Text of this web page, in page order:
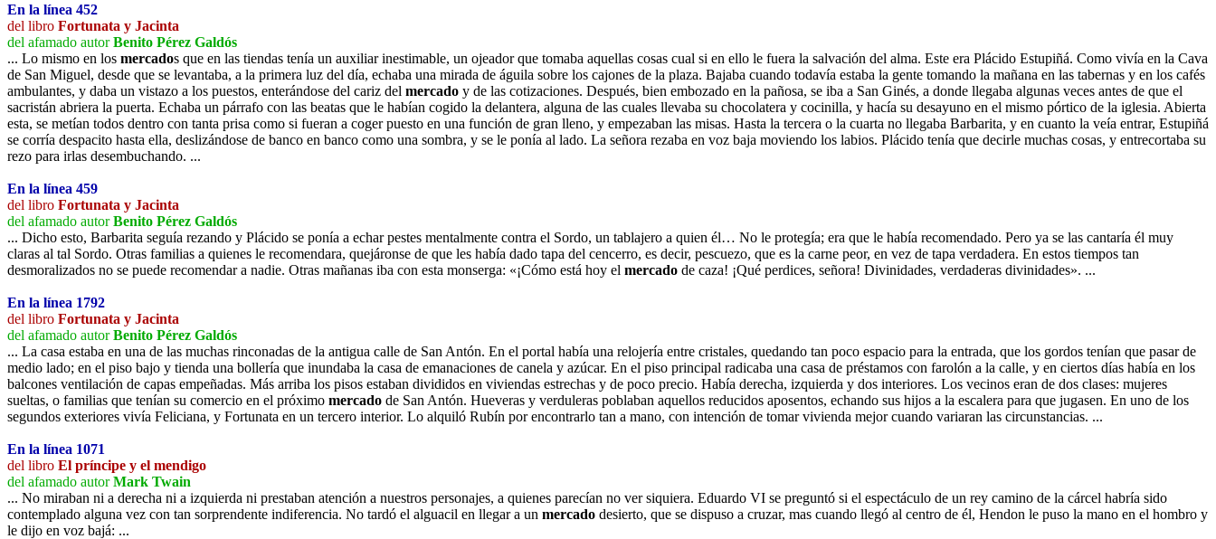
En la línea 452
del libro Fortunata y Jacinta
del afamado autorBenito Pérez Galdós
... Lo mismo en los mercados que en las tiendas tenía un auxiliar inestimable, un ojeador que tomaba aquellas cosas cual si en ello le fuera la salvación del alma. Este era Plácido Estupiñá. Como vivía en la Cava
de San Miguel, desde que se levantaba, a la primera luz del día, echaba una mirada de águila sobre los cajones de la plaza. Bajaba cuando todavía estaba la gente tomando la mañana en las tabernas y en los cafés
ambulantes, y daba un vistazo a los puestos, enterándose del cariz del mercado y de las cotizaciones. Después, bien embozado en la pañosa, se iba a San Ginés, a donde llegaba algunas veces antes de que el
sacristán abriera la puerta. Echaba un párrafo con las beatas que le habían cogido la delantera, alguna de las cuales llevaba su chocolatera y cocinilla, y hacía su desayuno en el mismo pórtico de la iglesia. Abierta
esta, se metían todos dentro con tanta prisa como si fueran a coger puesto en una función de gran lleno, y empezaban las misas. Hasta la tercera o la cuarta no llegaba Barbarita, y en cuanto la veía entrar, Estupiñá
se corría despacito hasta ella, deslizándose de banco en banco como una sombra, y se le ponía al lado. La señora rezaba en voz baja moviendo los labios. Plácido tenía que decirle muchas cosas, y entrecortaba su
rezo para irlas desembuchando. ...
En la línea 459
del libro Fortunata y Jacinta
del afamado autorBenito Pérez Galdós
... Dicho esto, Barbarita seguía rezando y Plácido se ponía a echar pestes mentalmente contra el Sordo, un tablajero a quien él… No le protegía; era que le había recomendado. Pero ya se las cantaría él muy
claras al tal Sordo. Otras familias a quienes le recomendara, quejáronse de que les había dado tapa del cencerro, es decir, pescuezo, que es la carne peor, en vez de tapa verdadera. En estos tiempos tan
desmoralizados no se puede recomendar a nadie. Otras mañanas iba con esta monserga: «¡Cómo está hoy el mercado de caza! ¡Qué perdices, señora! Divinidades, verdaderas divinidades». ...
En la línea 1792
del libro Fortunata y Jacinta
del afamado autorBenito Pérez Galdós
... La casa estaba en una de las muchas rinconadas de la antigua calle de San Antón. En el portal había una relojería entre cristales, quedando tan poco espacio para la entrada, que los gordos tenían que pasar de
medio lado; en el piso bajo y tienda una bollería que inundaba la casa de emanaciones de canela y azúcar. En el piso principal radicaba una casa de préstamos con farolón a la calle, y en ciertos días había en los
balcones ventilación de capas empeñadas. Más arriba los pisos estaban divididos en viviendas estrechas y de poco precio. Había derecha, izquierda y dos interiores. Los vecinos eran de dos clases: mujeres
sueltas, o familias que tenían su comercio en el próximo mercado de San Antón. Hueveras y verduleras poblaban aquellos reducidos aposentos, echando sus hijos a la escalera para que jugasen. En uno de los
segundos exteriores vivía Feliciana, y Fortunata en un tercero interior. Lo alquiló Rubín por encontrarlo tan a mano, con intención de tomar vivienda mejor cuando variaran las circunstancias. ...
En la línea 1071
del libro El príncipe y el mendigo
del afamado autorMark Twain
... No miraban ni a derecha ni a izquierda ni prestaban atención a nuestros personajes, a quienes parecían no ver siquiera. Eduardo VI se preguntó si el espectáculo de un rey camino de la cárcel habría sido
contemplado alguna vez con tan sorprendente indiferencia. No tardó el alguacil en llegar a un mercado desierto, que se dispuso a cruzar, mas cuando llegó al centro de él, Hendon le puso la mano en el hombro y
le dijo en voz bajá: ...